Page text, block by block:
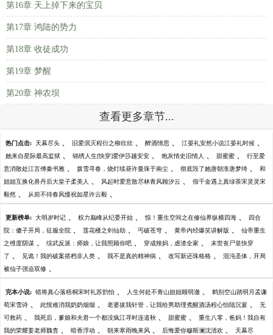
第16章 天上掉下来的宝贝
第17章 鸿陆的势力
第18章 收徒成功
第19章 梦醒
第20章 神农坝
查看更多章节...
热门点击: 天幕尽头 、 旧爱泯灭程衍之柳欣欣 、 醉酒情思 、 江晏礼安然小说江晏礼时候 、
她来自星际最高监狱 、 锦绣人生[快穿]爱伊莎越安安 、 炮灰情史旧情人 、 甜蜜蜜 、 行至爱
意消散处江言傅秦书雅 、 拨雪寻春，烧灯续昼许曼珠于南尘 、 彻底毁了她唐朝淮唐梦绮 、 和
姐姐互换化兽丹后大皇子柔美人 、 风起时爱意散尽林青风顾汐云 、 假千金遇上真绿茶宋灵灵宋
毅然 、 从前不待春风慢祝如星许云毅 、
更新榜单: 大明岁时记 、 权力巅峰从纪委开始 、 惊！重生空间之在修仙界纵横四海 、 四合
院：傻子开局，征服全院 、 莲花楼之剑仙劫 、 丐破苍穹 、 黄帝内经爆笑讲解版 、 仙帝重生
之维度阴谋 、 综武反派：师娘，让我照顾你吧 、 穿成辣妈，虐渣全家 、 末世丧尸皇快穿
了 、 见诡！我的破案搭档非人类 、 我不是真的精神病 、 改写新还珠格格 、 混沌圣体，开局
被仙子强迫双修 、
完本小说: 错将真心落梧桐宋时礼苏韵怡 、 人生何处不青山姐姐顾明澈 、 鹤别空山踏明月孟谦
荀宋雪诗 、 此恨难消我奶奶烟烟 、 老婆拔我针管，让我给男助理煮醒酒汤程心怡陆沉宴 、 无
可救药 、 我死后，爹娘和夫君一个都没疯江寻时连道秋 、 甜蜜蜜 、 重生八零，爸妈！我自有
我的荣耀姜老师魏杳 、 暗香浮动 、 朝来寒雨晚来风 、 后悔爱你穆斯澜沈清欢 、 天幕尽